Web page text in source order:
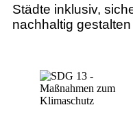
Städte inklusiv,
nachhaltig gestalten